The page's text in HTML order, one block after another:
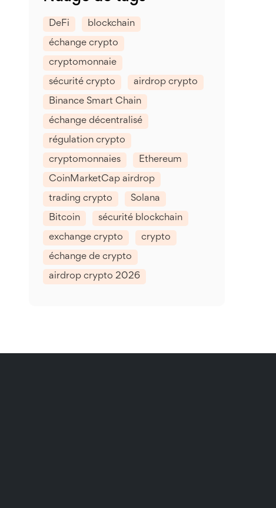
DeFi blockchain
échange crypto
cryptomonnaie
sécurité crypto airdrop crypto
Binance Smart Chain
échange décentralisé
régulation crypto
cryptomonnaies Ethereum
CoinMarketCap airdrop
trading crypto Solana
Bitcoin sécurité blockchain
exchange crypto crypto
échange de crypto
airdrop crypto 2026